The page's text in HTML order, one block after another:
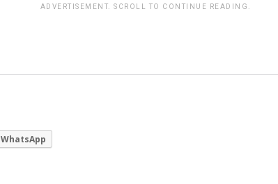
ADVERTISEMENT. SCROLL TO CONTINUE READING.
WhatsApp